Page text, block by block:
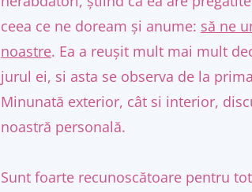
ceea ce ne doream și anume: să ne
noastre. Ea a reușit mult mai mult
jurul ei, si asta se observa de la
Minunată exterior, cât si interior,
noastră personală.
Sunt foarte recunoscătoare pentru